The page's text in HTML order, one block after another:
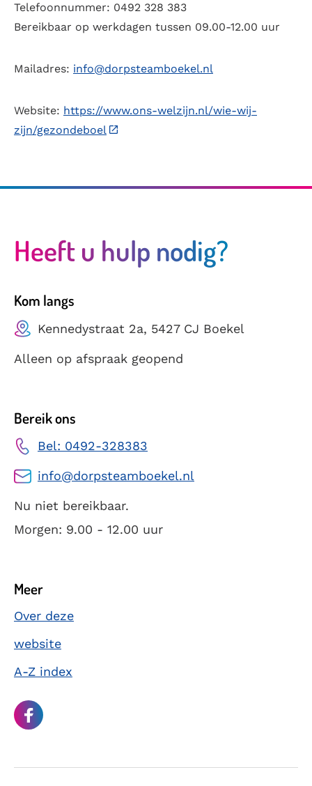
Telefoonnummer: 0492 328 383
Bereikbaar op werkdagen tussen 09.00-12.00 uur
Mailadres: info@dorpsteamboekel.nl
Website: https://www.ons-welzijn.nl/wie-wij-
zijn/gezondeboel
Heeft u hulp nodig?
Kom langs
Kennedystraat 2a, 5427 CJ Boekel
Alleen op afspraak geopend
Bereik ons
Bel: 0492-328383
info@dorpsteamboekel.nl
Nu niet bereikbaar.
Morgen: 9.00 - 12.00 uur
Meer
Over deze
website
A-Z index